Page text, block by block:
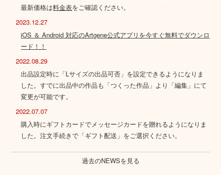
最新価格は料金表をご確認ください。
2023.12.27
iOS ＆ Android 対応のArtgene公式アプリを今すぐ無料でダウンロ
ード！！
2022.08.29
出品設定時に「Lサイズの出品可否」を設定できるようになりま
した。すでに出品中の作品も「つくった作品」より「編集」にて
変更が可能です。
2022.07.07
購入時にギフトカードでメッセージカードを贈れるようになりま
した。注文手続きで「ギフト配送」をご選択ください。
過去のNEWSを見る